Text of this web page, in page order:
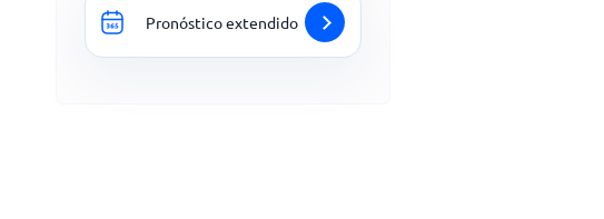
Pronóstico extendido